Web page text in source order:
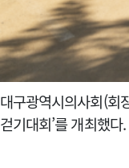
대구광역시의사회(회
걷기대회’를 개최했다.